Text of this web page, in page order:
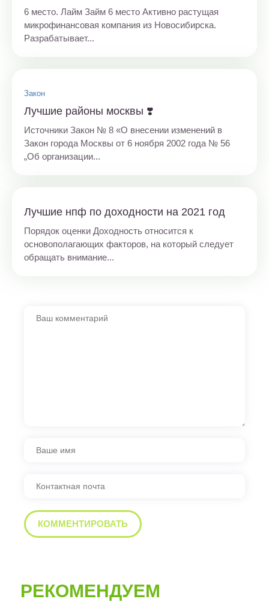
6 место. Лайм Займ 6 место Активно растущая
микрофинансовая компания из Новосибирска.
Разрабатывает...
Закон
Лучшие районы москвы ❣️
Источники Закон № 8 «О внесении изменений в
Закон города Москвы от 6 ноября 2002 года № 56
„Об организации...
Лучшие нпф по доходности на 2021 год
Порядок оценки Доходность относится к
основополагающих факторов, на который следует
обращать внимание...
РЕКОМЕНДУЕМ